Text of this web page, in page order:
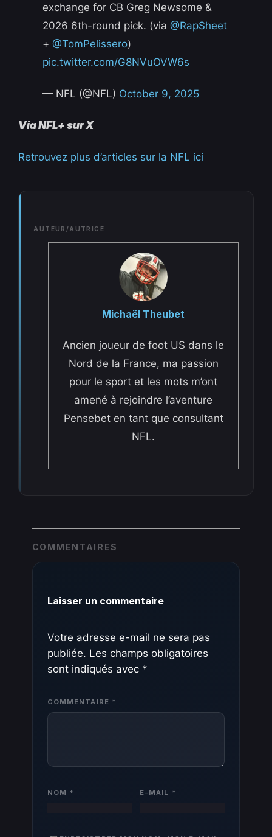
exchange for CB Greg Newsome &
2026 6th-round pick. (via@RapSheet
+@TomPelissero)
pic.twitter.com/G8NVuOVW6s
— NFL (@NFL) October 9, 2025
Via NFL+ sur X
Retrouvez plus d’articles sur la NFL ici
AUTEUR/AUTRICE
Michaël Theubet
Ancien joueur de foot US dans le
Nord de la France, ma passion
pour le sport et les mots m’ont
amené à rejoindre l’aventure
Pensebet en tant que consultant
NFL.
COMMENTAIRES
Laisser un commentaire
Votre adresse e-mail ne sera pas
publiée. Les champs obligatoires
sont indiqués avec *
COMMENTAIRE *
NOM * E-MAIL *